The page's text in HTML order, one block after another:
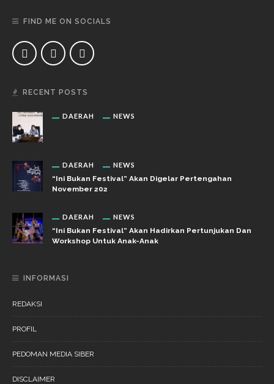
FIND ME ON SOCIALS
RECENT POSTS
DAERAH NEWS
DAERAH NEWS
“Ini Bukan Festival” Akan Digelar Pertengahan
November 202
DAERAH NEWS
“Ini Bukan Festival” Akan Hadirkan Pertunjukan Dan
Workshop Untuk Anak-Anak
INFORMASI
REDAKSI
PROFIL
PEDOMAN MEDIA SIBER
DISCLAIMER